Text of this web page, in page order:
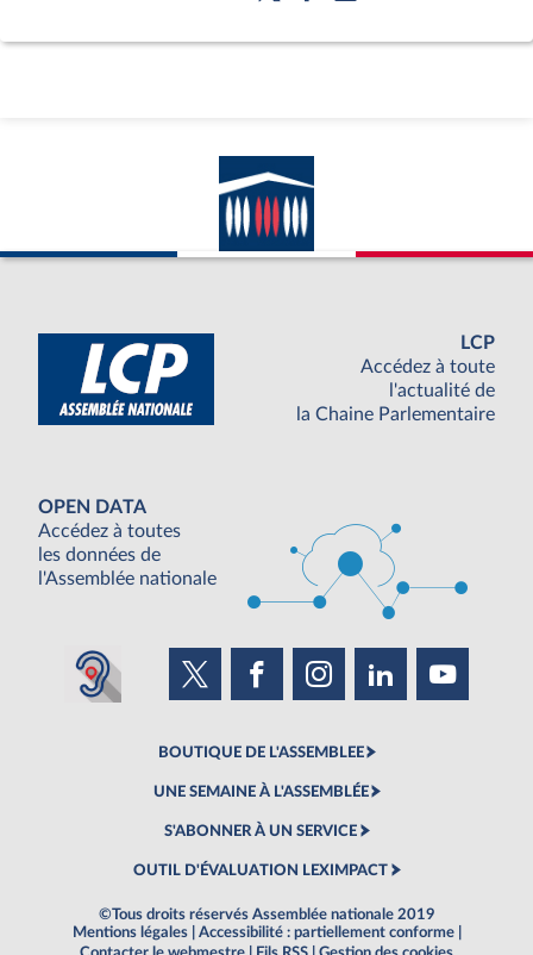
LCP
Accédez à toute
l'actualité de
la Chaine Parlementaire
OPEN DATA
Accédez à toutes
les données de
l'Assemblée nationale
BOUTIQUE DE L'ASSEMBLEE
UNE SEMAINE À L'ASSEMBLÉE
S'ABONNER À UN SERVICE
OUTIL D'ÉVALUATION LEXIMPACT
©Tous droits réservés Assemblée nationale 2019
Mentions légales
Accessibilité : partiellement conforme